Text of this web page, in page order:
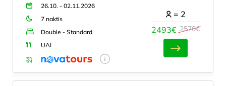
26.10. - 02.11.2026
7 naktis
Double - Standard
UAI
2493€ 2570€
= 2